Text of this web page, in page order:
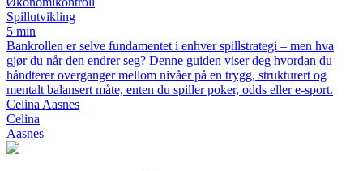
Spillutvikling
5 min
Bankrollen er selve fundamentet i enhver spillstrategi – men hva
gjør du når den endrer seg? Denne guiden viser deg hvordan du
håndterer overganger mellom nivåer på en trygg, strukturert og
mentalt balansert måte, enten du spiller poker, odds eller e-sport.
Celina Aasnes
Celina
Aasnes